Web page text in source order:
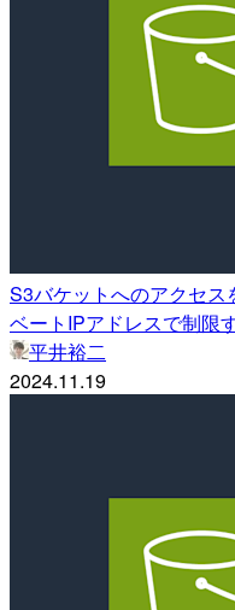
S3バケットへのアクセス
ベートIPアドレスで制限
平井裕二
2024.11.19